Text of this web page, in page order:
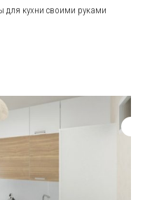
для кухни своими руками